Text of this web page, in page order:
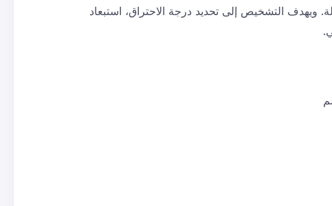
ويهدف التشخيص إلى تحديد درجة الاحتراق، استبعاد